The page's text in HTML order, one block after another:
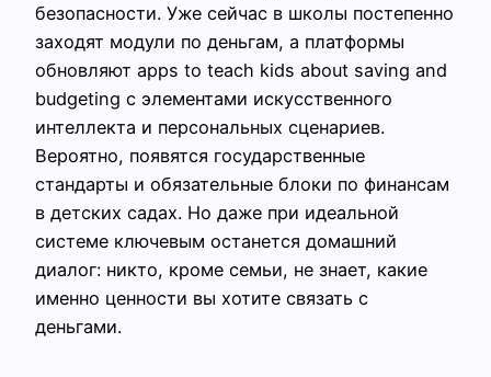
безопасности. Уже сейчас в школы постепенно
заходят модули по деньгам, а платформы
обновляют apps to teach kids about saving and
budgeting с элементами искусственного
интеллекта и персональных сценариев.
Вероятно, появятся государственные
стандарты и обязательные блоки по финансам
в детских садах. Но даже при идеальной
системе ключевым останется домашний
диалог: никто, кроме семьи, не знает, какие
именно ценности вы хотите связать с
деньгами.